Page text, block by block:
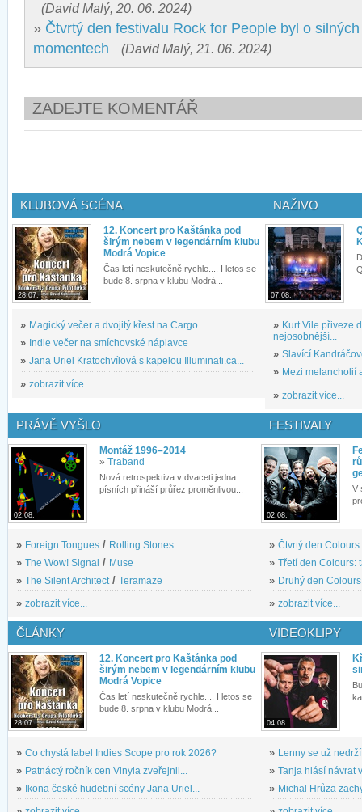
(David Malý, 20. 06. 2024)
» Čtvrtý den festivalu Rock for People byl o
momentech
(David Malý, 21. 06. 2024)
ZADEJTE KOMENTÁŘ
KLUBOVÁ SCÉNA
28.07.
12. Koncert pro Kaštánka pod
širým nebem v legendárním klubu
Modrá Vopice
Čas letí neskutečně rychle.... I letos se
bude 8. srpna v klubu Modrá...
» Magický večer a dvojitý křest na Cargo...
» Indie večer na smíchovské náplavce
» Jana Uriel Kratochvílová s kapelou Illuminati.ca...
» zobrazit více...
NAŽIVO
07.08.
» Kurt Vile přiveze
nejosobnější...
» Slavící
» Mezi melancholií
» zobrazit více...
PRÁVĚ VYŠLO
02.08.
Montáž 1996–2014
» Traband
Nová retrospektiva v dvaceti jedna
písních přináší průřez proměnlivou...
» Foreign Tongues / Rolling Stones
» The Wow! Signal / Muse
» The Silent Architect / Teramaze
» zobrazit více...
FESTIVALY
02.08.
V
» Čtvrtý den
» Třetí den Colours:
» Druhý den
» zobrazit více...
ČLÁNKY
28.07.
12. Koncert pro Kaštánka pod
širým nebem v legendárním klubu
Modrá Vopice
Čas letí neskutečně rychle.... I letos se
bude 8. srpna v klubu Modrá...
» Co chystá label Indies Scope pro rok 2026?
» Patnáctý ročník cen Vinyla zveřejnil...
»
Ikona české hudební scény Jana Uriel...
VIDEOKLIPY
04.08.
» Lenny se už
» Tanja hlásí návrat
» Michal Hrůza